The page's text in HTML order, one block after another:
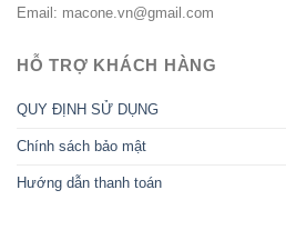
Email: macone.vn@gmail.com
HỖ TRỢ KHÁCH HÀNG
QUY ĐỊNH SỬ DỤNG
Chính sách bảo mật
Hướng dẫn thanh toán